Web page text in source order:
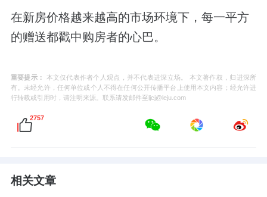
在新房价格越来越高的市场环境下，每一平方
的赠送都戳中购房者的心巴。
重要提示：
本文仅代表作者个人观点，并不代表进深立场。 本文著作权，归进深所
有。未经允许，任何单位或个人不得在任何公开传播平台上使用本文内容；经允许进
行转载或引用时，请注明来源。联系请发邮件至ljcj@leju.com
2757
相关文章